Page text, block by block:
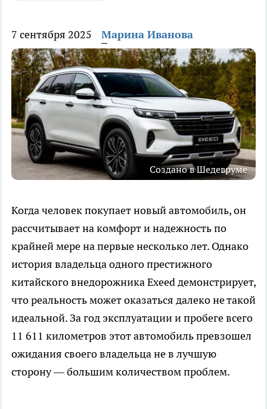
7 сентября 2025 Марина Иванова
Создано в Шедевруме
Когда человек покупает новый автомобиль, он
рассчитывает на комфорт и надежность по
крайней мере на первые несколько лет. Однако
история владельца одного престижного
китайского внедорожника Exeed демонстрирует,
что реальность может оказаться далеко не такой
идеальной. За год эксплуатации и пробеге всего
11 611 километров этот автомобиль превзошел
ожидания своего владельца не в лучшую
сторону — большим количеством проблем.